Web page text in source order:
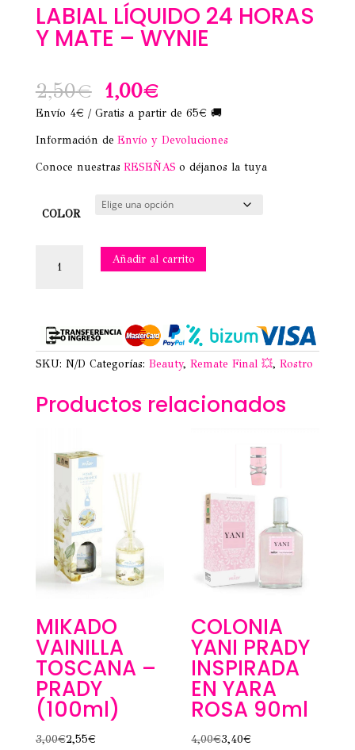
LABIAL LÍQUIDO 24 HORAS
Y MATE – WYNIE
2,50€ El
precio
original
era:
2,50€.
1,00€El
precio
actual
es:
1,00€.
Envío 4€ / Gratis a partir de 65€ 🚚
Información de Envío y Devoluciones
Conoce nuestras RESEÑAS o déjanos la tuya
COLOR
LÍQUIDO
MATE
WYNIE
Añadir al carrito
SKU: N/D Categorías: Beauty, Remate Final 💥, Rostro
Productos relacionados
MIKADO
VAINILLA
TOSCANA –
PRADY
(100ml)
3,00€2,55€
COLONIA
YANI PRADY
INSPIRADA
EN YARA
ROSA 90ml
4,00€3,40€